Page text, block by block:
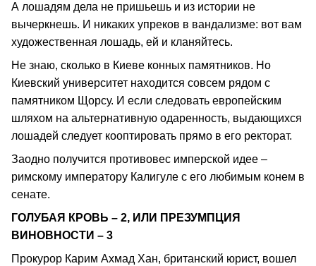
А лошадям дела не пришьешь и из истории не
вычеркнешь. И никаких упреков в вандализме: вот вам
художественная лошадь, ей и кланяйтесь.
Не знаю, сколько в Киеве конных памятников. Но
Киевский университет находится совсем рядом с
памятником Щорсу. И если следовать европейским
шляхом на альтернативную одаренность, выдающихся
лошадей следует кооптировать прямо в его ректорат.
Заодно получится противовес имперской идее –
римскому императору Калигуле с его любимым конем в
сенате.
ГОЛУБАЯ КРОВЬ – 2, ИЛИ ПРЕЗУМПЦИЯ
ВИНОВНОСТИ – 3
Прокурор Карим Ахмад Хан, британский юрист, вошел